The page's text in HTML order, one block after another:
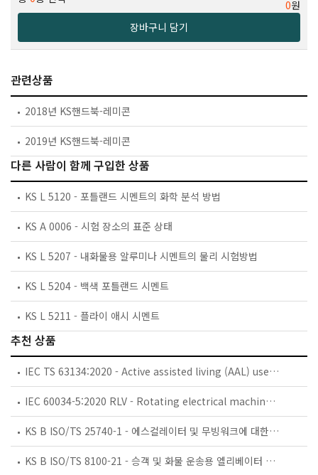
0원
장바구니 담기
관련상품
2018년 KS핸드북-레미콘
2019년 KS핸드북-레미콘
다른 사람이 함께 구입한 상품
KS L 5120 - 포틀랜드 시멘트의 화학 분석 방법
KS A 0006 - 시험 장소의 표준 상태
KS L 5207 - 내화물용 알루미나 시멘트의 물리 시험방법
KS L 5204 - 백색 포틀랜드 시멘트
KS L 5211 - 플라이 애시 시멘트
추천 상품
IEC TS 63134:2020 - Active assisted living (AAL) use cases
IEC 60034-5:2020 RLV - Rotating electrical machines - Part 5: Degrees of protection provided by the integral design of rotating electrical machines (IP code) - Classification
KS B ISO/TS 25740-1 - 에스컬레이터 및 무빙워크에 대한 안전요건 — 제1부: 세계공통 필수 안전요건(GESRs)
KS B ISO/TS 8100-21 - 승객 및 화물 운송용 엘리베이터 —제21부: 세계공통 필수안전요건(GESRs)을 충족하는 세계공통 안전 파라미터(GSPs)